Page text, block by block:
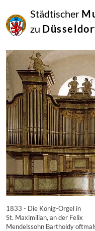
Städtischer
zu
September
2014
Manfred Hill
1833 - Die König-Orgel in
St. Maximilian, an der Felix
Mendelssohn Bartholdy